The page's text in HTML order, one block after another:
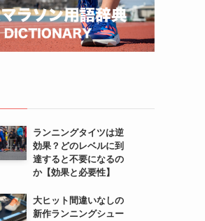
ランニングタイツは逆
効果？どのレベルに到
達すると不要になるの
か【効果と必要性】
大ヒット間違いなしの
新作ランニングシュー